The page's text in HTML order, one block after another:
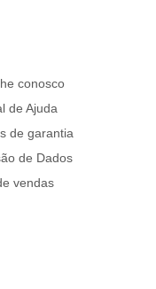
conosco
de Ajuda
de garantia
de Dados
vendas